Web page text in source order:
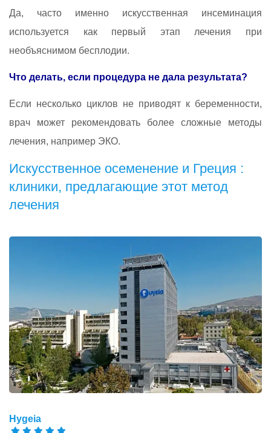
Да, часто именно искусственная инсеминация
используется как первый этап лечения при
необъяснимом бесплодии.
Что делать, если процедура не дала результата?
Если несколько циклов не приводят к беременности,
врач может рекомендовать более сложные методы
лечения, например ЭКО.
Искусственное осеменение и Греция :
клиники, предлагающие этот метод
лечения
Hygeia